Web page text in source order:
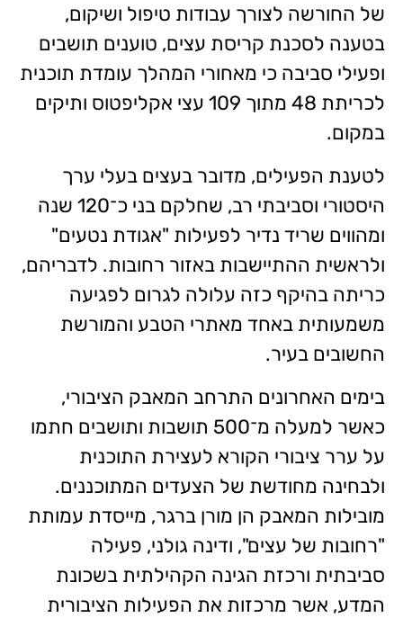
של החורשה לצורך עבודות טיפול ושיקום,
בטענה לסכנת קריסת עצים, טוענים תושבים
ופעילי סביבה כי מאחורי המהלך עומדת תוכנית
לכריתת 48 מתוך 109 עצי אקליפטוס ותיקים
במקום.
לטענת הפעילים, מדובר בעצים בעלי ערך
היסטורי וסביבתי רב, שחלקם בני כ־120 שנה
ומהווים שריד נדיר לפעילות "אגודת נטעים"
ולראשית ההתיישבות באזור רחובות. לדבריהם,
כריתה בהיקף כזה עלולה לגרום לפגיעה
משמעותית באחד מאתרי הטבע והמורשת
החשובים בעיר.
בימים האחרונים התרחב המאבק הציבורי,
כאשר למעלה מ־500 תושבות ותושבים חתמו
על ערר ציבורי הקורא לעצירת התוכנית
ולבחינה מחודשת של הצעדים המתוכננים.
מובילות המאבק הן מורן ברגר, מייסדת עמותת
"רחובות של עצים", ודינה גולני, פעילה
סביבתית ורכזת הגינה הקהילתית בשכונת
המדע, אשר מרכזות את הפעילות הציבורית